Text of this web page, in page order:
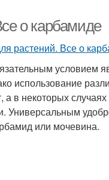
о карбамиде
условием
использование
а в некоторых
Универсальным
или мочевина.